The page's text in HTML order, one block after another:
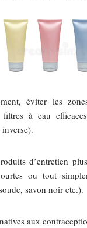
éviter les
à eau
d’entretien
ou tout
savon noir etc.).
aux